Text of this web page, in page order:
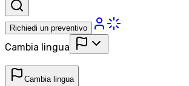
Richiedi un preventivo
Cambia lingua
Cambia lingua